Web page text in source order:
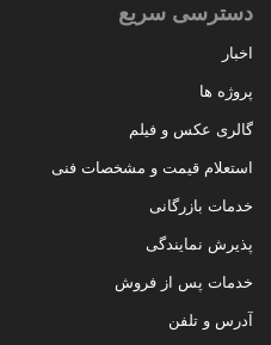
دسترسی سریع
اخبار
پروژه ها
گالری عکس و فیلم
استعلام قیمت و مشخصات فنی
خدمات بازرگانی
پذیرش نمایندگی
خدمات پس از فروش
آدرس و تلفن